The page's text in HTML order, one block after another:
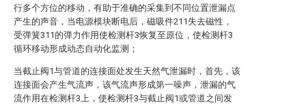
行多个方位的移动，有助于准确的采集到不同位置泄漏点
产生的声音，当电源模块断电后，磁吸件211失去磁性，
受弹簧311的弹力作用使检测杆3恢复至原位，使检测杆3
循环移动形成动态自动化监测；
当截止阀1与管道的连接面处发生天然气泄漏时，首先，该
连接面会产生气流声，该气流声形成第一噪声，泄漏的气
流作用在检测杆3上，使检测杆3与截止阀1或管道之间发